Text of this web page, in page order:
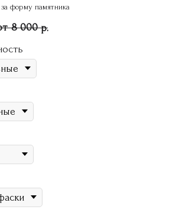
форму памятника
8 000 р.